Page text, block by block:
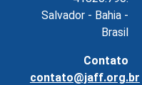
Salvador - Bahia -
Brasil
Contato
contato@jaff.org.br